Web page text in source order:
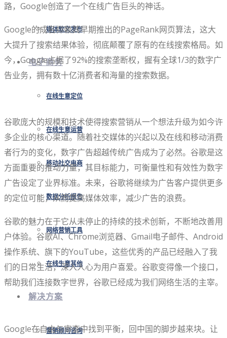
媒体软文发布
电子商务
在线生意定位
在线生意运营
移动社交电商
数据分析报告
网络营销工具
在线生意其他
解决方案
营销顾问咨询
路，Google创造了一个在线广告巨头的神话。
Google的成名仰赖其早期推出的PageRank网页算法，这大
大提升了搜索结果体验，彻底颠覆了原有的在线搜索格局。如
今，Google占据了92%的搜索垄断权，握有全球1/3的数字广
告业务，拥有数十亿消费者和海量的搜索数据。
谷歌庞大的规模和技术使得搜索营销从一个想法升级为如今许
多企业的核心渠道。随着社交媒体的兴起以及在线和移动消费
者行为的变化，数字广告超越传统广告成为了必然。谷歌是这
方面重要的推动力量，其目标能力，可衡量性和有效性为数字
广告设定了业界标准。未来，谷歌将继续为广告客户提供更多
的定位可能，从而提高媒体效率，减少广告的浪费。
谷歌的魅力在于它从未停止的持续的技术创新，不断地改善用
户体验。谷歌AI、Chrome浏览器、Gmail电子邮件、Android
操作系统、旗下的YouTube，这些优秀的产品已经融入了我
们的日常生活，深入人心为用户喜爱。谷歌变得像一个接口，
帮助我们连接数字世界，谷歌已经成为我们网络生活的主宰。
Google在自由与审查中找到平衡，回中国的脚步越来块。让